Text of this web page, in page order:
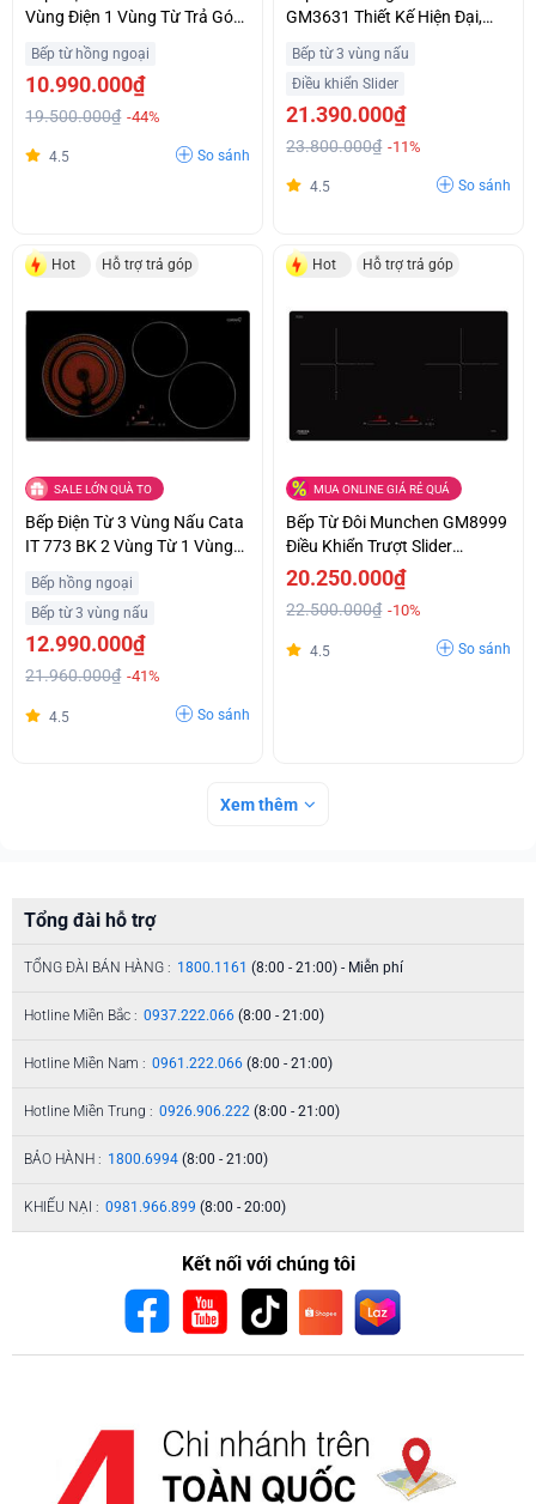
Vùng Điện 1 Vùng Từ Trả Góp
Bếp từ hồng ngoại
10.990.000₫
19.500.000₫ -44%
4.5 So sánh
GM3631 Thiết Kế Hiện Đại,
Bếp từ 3 vùng nấu
Điều khiển Slider
21.390.000₫
23.800.000₫ -11%
4.5 So sánh
Hot Hỗ trợ trả góp
SALE LỚN QUÀ TO
Bếp Điện Từ 3 Vùng Nấu Cata
IT 773 BK 2 Vùng Từ 1 Vùng
Điện Giá Ưu Đãi
Bếp hồng ngoại
Bếp từ 3 vùng nấu
12.990.000₫
21.960.000₫ -41%
4.5 So sánh
Hot Hỗ trợ trả góp
MUA ONLINE GIÁ RẺ QUÁ
Bếp Từ Đôi Munchen GM8999
Điều Khiển Trượt Slider
Control Siêu Ưu Đãi
20.250.000₫
22.500.000₫ -10%
4.5 So sánh
Xem thêm
Tổng đài hỗ trợ
TỔNG ĐÀI BÁN HÀNG : 1800.1161 (8:00 - 21:00) - Miễn phí
Hotline Miền Bắc : 0937.222.066 (8:00 - 21:00)
Hotline Miền Nam : 0961.222.066 (8:00 - 21:00)
Hotline Miền Trung : 0926.906.222 (8:00 - 21:00)
BẢO HÀNH : 1800.6994 (8:00 - 21:00)
KHIẾU NẠI : 0981.966.899 (8:00 - 20:00)
Kết nối với chúng tôi